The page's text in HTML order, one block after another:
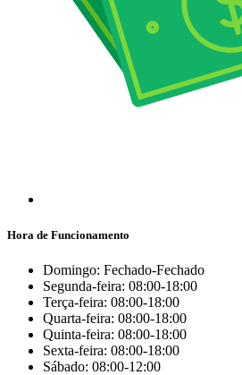
Hora de Funcionamento
Domingo: Fechado-Fechado
Segunda-feira: 08:00-18:00
Terça-feira: 08:00-18:00
Quarta-feira: 08:00-18:00
Quinta-feira: 08:00-18:00
Sexta-feira: 08:00-18:00
Sábado: 08:00-12:00